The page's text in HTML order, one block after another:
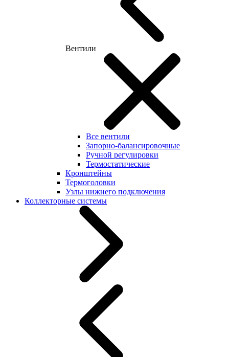
Вентили
Все вентили
Запорно-балансировочные
Ручной регулировки
Термостатические
Кронштейны
Термоголовки
Узлы нижнего подключения
Коллекторные системы